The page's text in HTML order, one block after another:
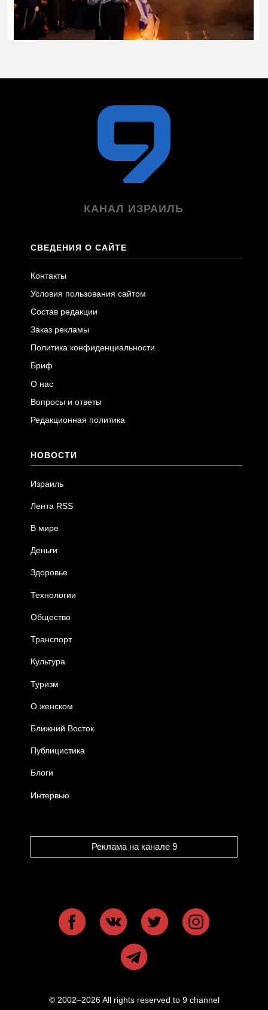
КАНАЛ ИЗРАИЛЬ
СВЕДЕНИЯ О САЙТЕ
Контакты
Условия пользования сайтом
Состав редакции
Заказ рекламы
Политика конфиденциальности
Бриф
О нас
Вопросы и ответы
Редакционная политика
НОВОСТИ
Израиль
Лента RSS
В мире
Деньги
Здоровье
Технологии
Общество
Транспорт
Культура
Туризм
О женском
Ближний Восток
Публицистика
Блоги
Интервью
Реклама на канале 9
© 2002–2026 All rights reserved to 9 channel